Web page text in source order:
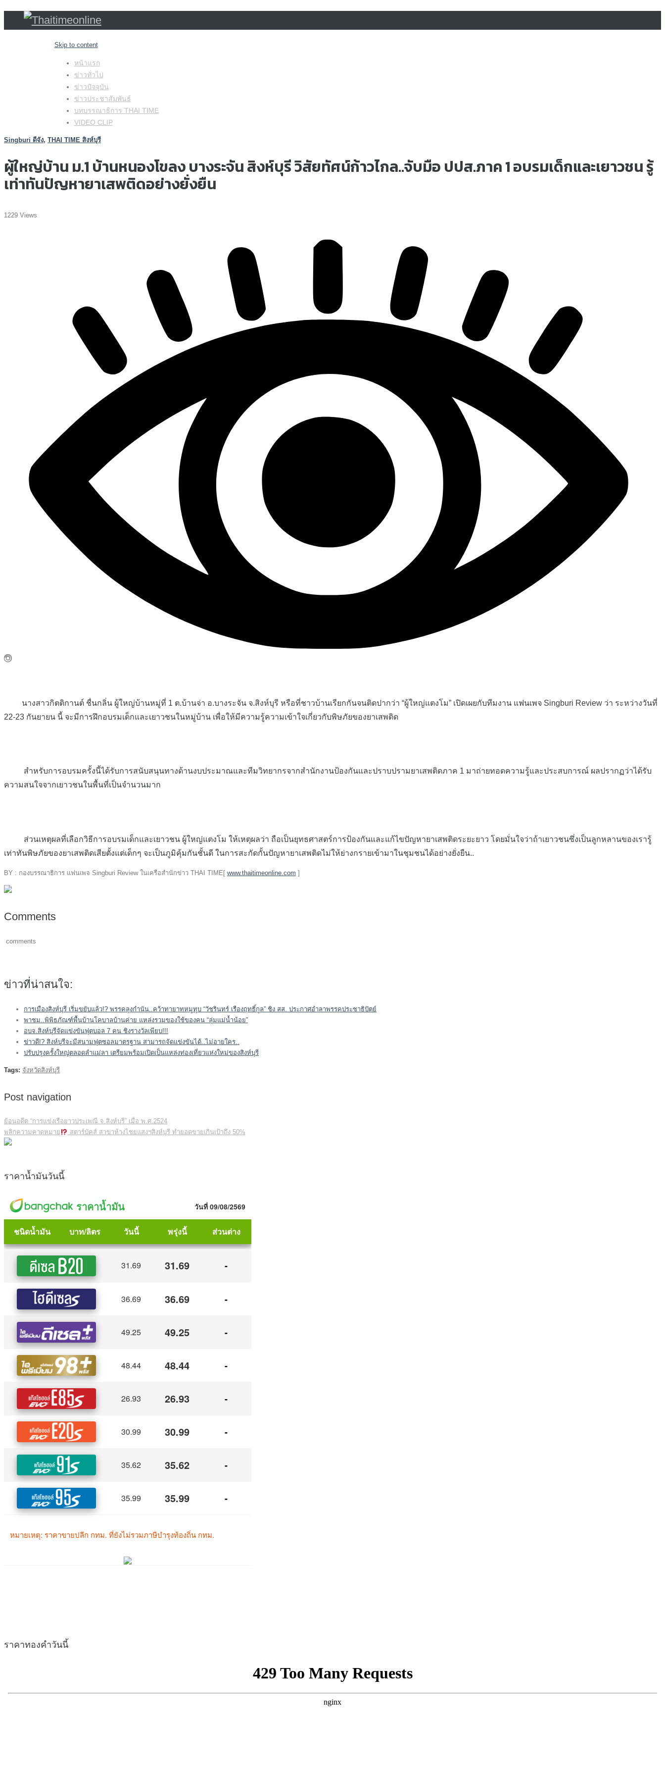
Skip to content
หน้าแรก
ข่าวทั่วไป
ข่าวปัจจุบัน
ข่าวประชาสัมพันธ์
บทบรรณาธิการ THAI TIME
VIDEO CLIP
Singburi ดีจัง, THAI TIME สิงห์บุรี
ผู้ใหญ่บ้าน ม.1 บ้านหนองโขลง บางระจัน สิงห์บุรี วิสัยทัศน์ก้าวไกล..จับมือ ปปส.ภาค 1 อบรมเด็กและเยาวชน รู้
เท่าทันปัญหายาเสพติดอย่างยั่งยืน
1229 Views
นางสาวกิตติกานต์ ชื่นกลิ่น ผู้ใหญ่บ้านหมู่ที่ 1 ต.บ้านจ่า อ.บางระจัน จ.สิงห์บุรี หรือที่ชาวบ้านเรียกกันจนติดปากว่า “ผู้ใหญ่แตงโม” เปิดเผยกับทีมงาน แฟนเพจ Singburi Review ว่า ระหว่างวันที่
22-23 กันยายน นี้ จะมีการฝึกอบรมเด็กและเยาวชนในหมู่บ้าน เพื่อให้มีความรู้ความเข้าใจเกี่ยวกับพิษภัยของยาเสพติด
สำหรับการอบรมครั้งนี้ได้รับการสนับสนุนทางด้านงบประมาณและทีมวิทยากรจากสำนักงานป้องกันและปราบปรามยาเสพติดภาค 1 มาถ่ายทอดความรู้และประสบการณ์ ผลปรากฏว่าได้รับ
ความสนใจจากเยาวชนในพื้นที่เป็นจำนวนมาก
ส่วนเหตุผลที่เลือกวิธีการอบรมเด็กและเยาวชน ผู้ใหญ่แตงโม ให้เหตุผลว่า ถือเป็นยุทธศาสตร์การป้องกันและแก้ไขปัญหายาเสพติดระยะยาว โดยมั่นใจว่าถ้าเยาวชนซึ่งเป็นลูกหลานของเรารู้
เท่าทันพิษภัยของยาเสพติดเสียตั้งแต่เด็กๆ จะเป็นภูมิคุ้มกันชั้นดี ในการสะกัดกั้นปัญหายาเสพติดไม่ให้ย่างกรายเข้ามาในชุมชนได้อย่างยั่งยืน..
BY : กองบรรณาธิการ แฟนเพจ Singburi Review ในเครือสำนักข่าว THAI TIME[ www.thaitimeonline.com ]
Comments
comments
ข่าวที่น่าสนใจ:
การเมืองสิงห์บุรี เริ่มขยับแล้ว!? พรรคลุงกำนัน..คว้าทายาทหมูทุบ “วัชรินทร์ เรืองฤทธิ์กูล” ชิง สส. ประกาศอำลาพรรคประชาธิปัตย์
พาชม..พิพิธภัณฑ์พื้นบ้านโคบาลบ้านค่าย แหล่งรวมของใช้ของคน “ลุ่มแม่น้ำน้อย”
อบจ.สิงห์บุรีจัดแข่งขันฟุตบอล 7 คน ชิงรางวัลเพียบ!!!
ข่าวดี!? สิงห์บุรีจะมีสนามฟุตซอลมาตรฐาน สามารถจัดแข่งขันได้..ไม่อายใคร..
ปรับปรุงครั้งใหญ่ตลอดลำแม่ลา เตรียมพร้อมเปิดเป็นแหล่งท่องเที่ยวแห่งใหม่ของสิงห์บุรี
Tags: จังหวัดสิงห์บุรี
Post navigation
ย้อนอดีต “การแข่งเรือยาวประเพณี จ.สิงห์บุรี” เมื่อ พ.ศ.2524
พลิกความคาดหมาย
สตาร์บัคส์ สาขาห้างไชยแสงฯสิงห์บุรี ทำยอดขายเกินเป้าถึง 50%
ราคาน้ำมันวันนี้
ราคาทองคำวันนี้